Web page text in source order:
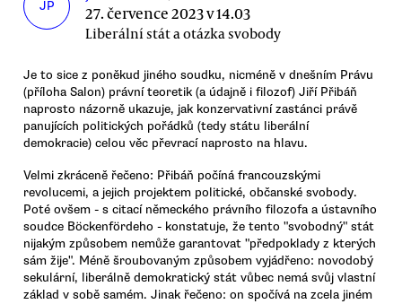
JP 27. července 2023 v 14.03
Liberální stát a otázka svobody
Je to sice z poněkud jiného soudku, nicméně v dnešním Právu
(příloha Salon) právní teoretik (a údajně i filozof) Jiří Přibáň
naprosto názorně ukazuje, jak konzervativní zastánci právě
panujících politických pořádků (tedy státu liberální
demokracie) celou věc převrací naprosto na hlavu.
Velmi zkráceně řečeno: Přibáň počíná francouzskými
revolucemi, a jejich projektem politické, občanské svobody.
Poté ovšem - s citací německého právního filozofa a ústavního
soudce Böckenfördeho - konstatuje, že tento "svobodný" stát
nijakým způsobem nemůže garantovat "předpoklady z kterých
sám žije". Méně šroubovaným způsobem vyjádřeno: novodobý
sekulární, liberálně demokratický stát vůbec nemá svůj vlastní
základ v sobě samém. Jinak řečeno: on spočívá na zcela jiném